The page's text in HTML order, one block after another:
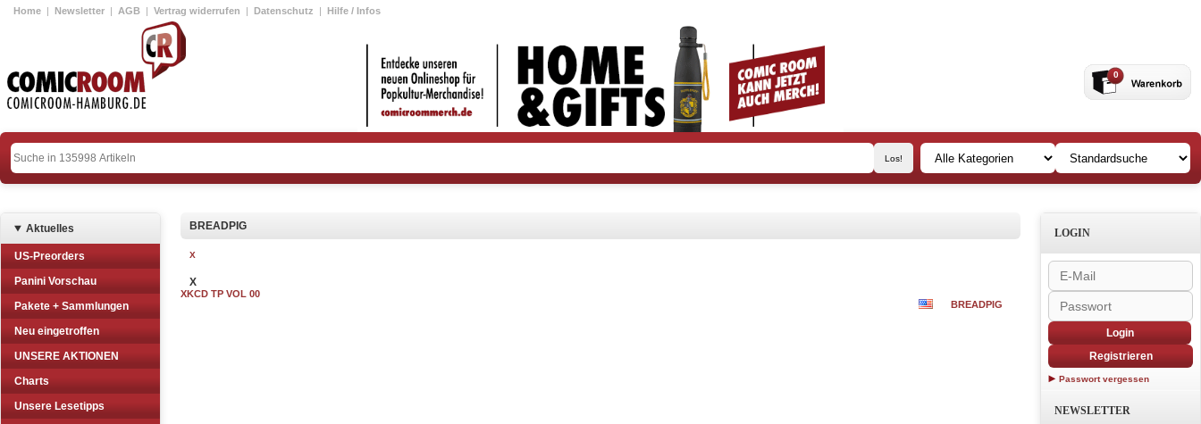
Home | Newsletter | AGB | Vertrag widerrufen | Datenschutz | Hilfe / Infos
0
Aktuelles
US-Preorders
Panini Vorschau
Pakete + Sammlungen
Neu eingetroffen
UNSERE AKTIONEN
Charts
Unsere Lesetipps
BREADPIG
X
X
XKCD TP VOL 00
BREADPIG
LOGIN
Login
Registrieren
Passwort vergessen
NEWSLETTER